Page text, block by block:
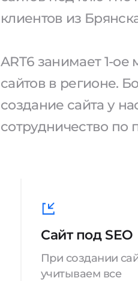
клиентов из
ART6 занимает 1-
сайтов в регионе.
создание сайта у
сотрудничество
Сайт под SEO
При создании
учитываем все